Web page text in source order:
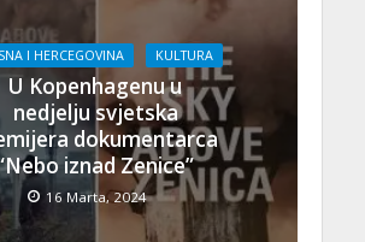
I HERCEGOVINA KULTURA
U Kopenhagenu u
nedjelju svjetska
dokumentarca
iznad Zenice”
16 Marta, 2024